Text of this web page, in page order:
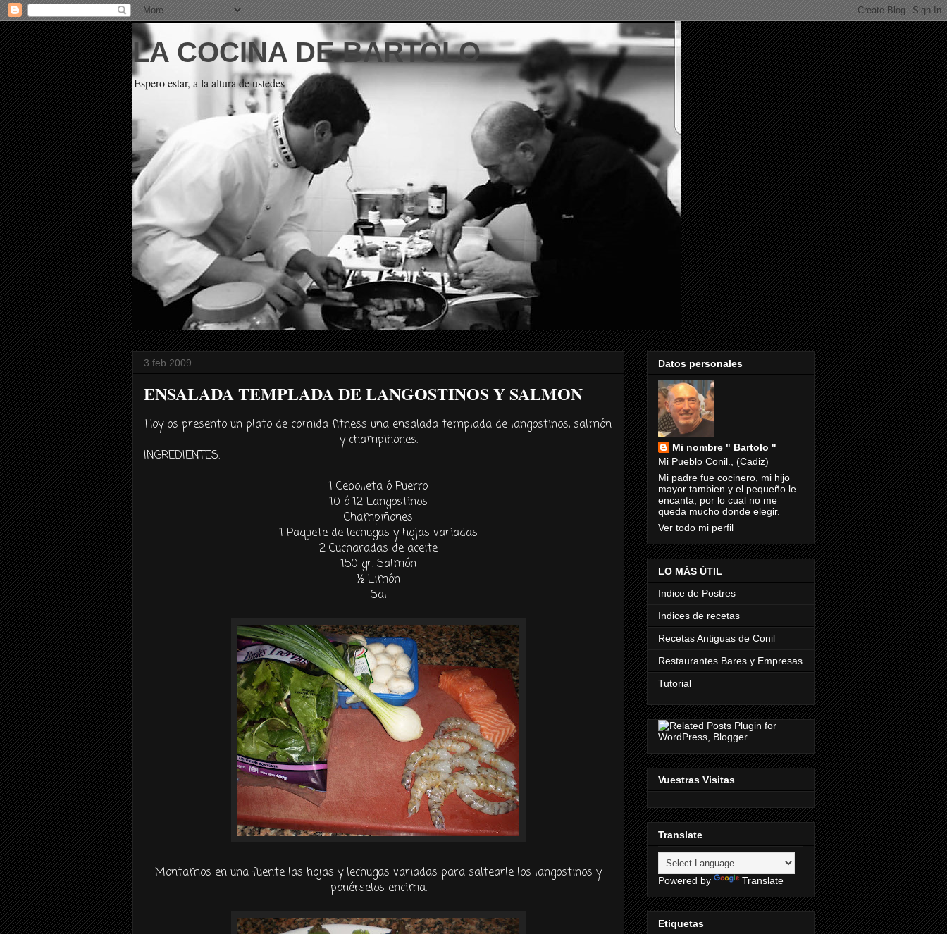
LA COCINA DE BARTOLO
Espero estar, a la altura de ustedes
3 feb 2009
ENSALADA TEMPLADA DE LANGOSTINOS Y SALMON
Hoy os presento un plato de comida fitness una ensalada templada de langostinos, salmón
y champiñones.
INGREDIENTES.
1 Cebolleta ó Puerro
10 ó 12 Langostinos
Champiñones
1 Paquete de lechugas y hojas variadas
2 Cucharadas de aceite
150 gr. Salmón
½ Limón
Sal
Montamos en una fuente las hojas y lechugas variadas para saltearle los langostinos y
ponérselos encima.
Datos personales
Mi nombre " Bartolo "
Mi Pueblo Conil., (Cadiz)
Mi padre fue cocinero, mi hijo
mayor tambien y el pequeño le
encanta, por lo cual no me
queda mucho donde elegir.
Ver todo mi perfil
LO MÁS ÚTIL
Indice de Postres
Indices de recetas
Recetas Antiguas de Conil
Restaurantes Bares y Empresas
Tutorial
Vuestras Visitas
Translate
Powered by Translate
Etiquetas